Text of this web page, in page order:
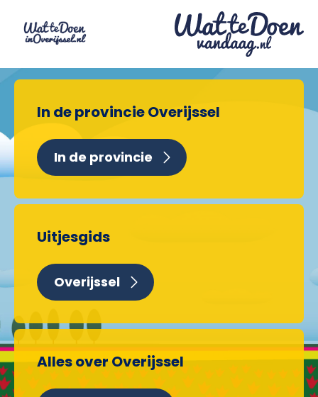
In de provincie Overijssel
In de provincie
Uitjesgids
Overijssel
Alles over Overijssel